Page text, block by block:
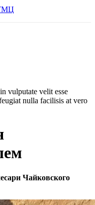
vulputate velit esse
nulla facilisis at vero
Чайковского